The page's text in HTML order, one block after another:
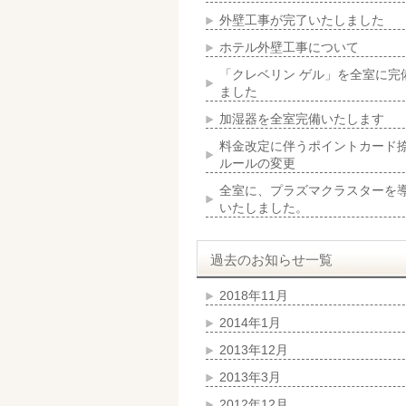
外壁工事が完了いたしました
ホテル外壁工事について
「クレベリン ゲル」を全室に完
ました
加湿器を全室完備いたします
料金改定に伴うポイントカード
ルールの変更
全室に、プラズマクラスターを
いたしました。
過去のお知らせ一覧
2018年11月
2014年1月
2013年12月
2013年3月